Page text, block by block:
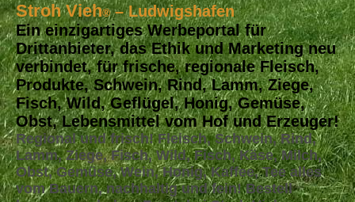
Stroh Vieh® – Ludwigshafen
Ein einzigartiges Werbeportal für
Drittanbieter, das Ethik und Marketing neu
verbindet, für frische, regionale Fleisch,
Produkte, Schwein, Rind, Lamm, Ziege,
Fisch, Wild, Geflügel, Honig, Gemüse,
Obst, Lebensmittel vom Hof und Erzeuger!
Regional und frisch! Fleisch, Schwein, Rind,
Lamm, Ziege, Fisch, Wild, Fisch, Käse, Milch,
Obst, Gemüse, Wein, Honig, Kaffee, Tee alles
vom Bauern, nachhaltig und fein! Bestell